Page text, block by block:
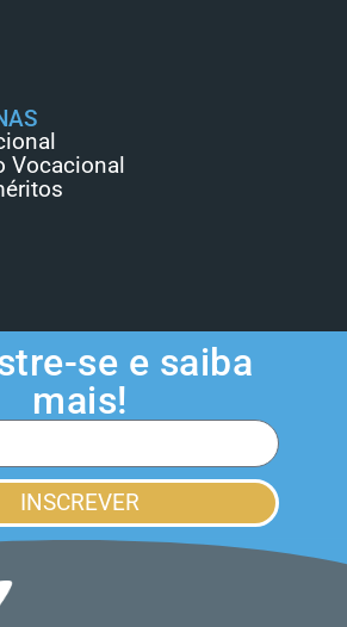
Vocacional
se e saiba
mais!
INSCREVER